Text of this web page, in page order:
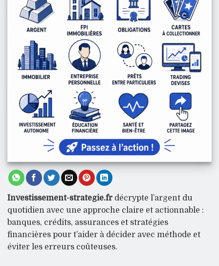
Investissement-strategie.fr décrypte l’argent du
quotidien avec une approche claire et actionnable :
banques, crédits, assurances et stratégies
financières pour t’aider à décider avec méthode et
éviter les erreurs coûteuses.